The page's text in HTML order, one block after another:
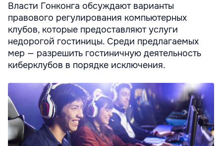
Власти Гонконга обсуждают варианты
правового регулирования компьютерных
клубов, которые предоставляют услуги
недорогой гостиницы. Среди предлагаемых
мер — разрешить гостиничную деятельность
киберклубов в порядке исключения.